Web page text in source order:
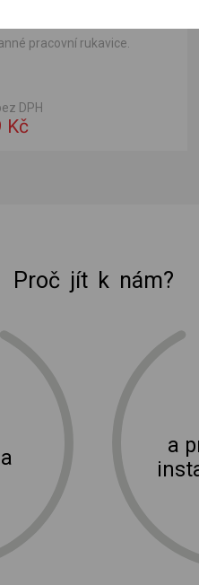
pracovní rukavice.
DPH
Kč
Proč jít k nám?
a
Burian